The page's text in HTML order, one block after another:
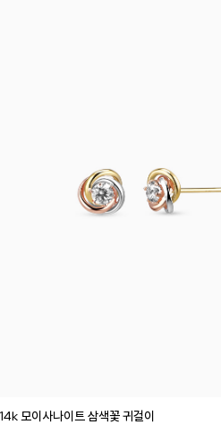
14k 모이사나이트 삼색꽃 귀걸이